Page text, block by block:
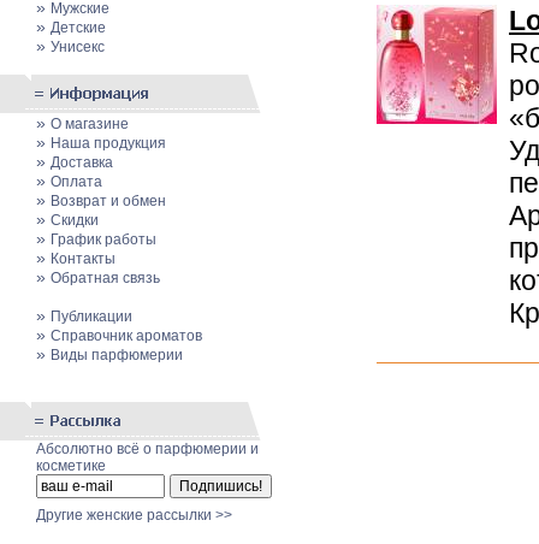
» Мужские
» Детские
» Унисекс
» О магазине
» Наша продукция
» Доставка
» Оплата
» Возврат и обмен
» Скидки
» График работы
» Контакты
» Обратная связь
» Публикации
» Cправочник ароматов
» Виды парфюмерии
Абсолютно всё о парфюмерии и
косметике
Другие женские рассылки >>